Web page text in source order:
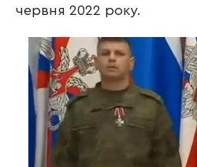
червня 2022 року.